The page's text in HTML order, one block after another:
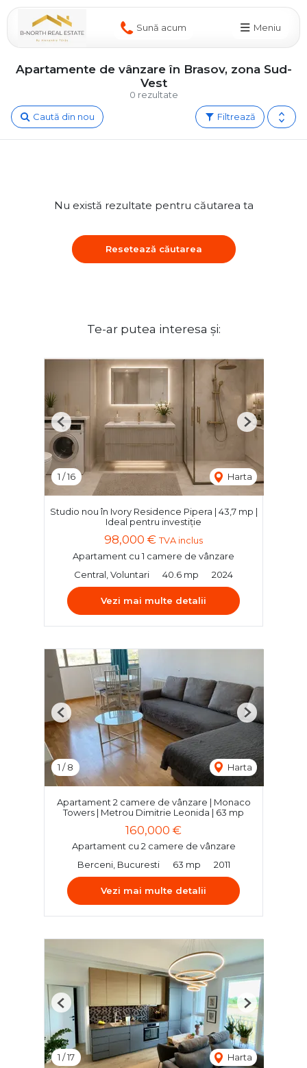
Sună acum Meniu
0 rezultate
Apartamente de vânzare în Brasov, zona Sud-
Vest
Filtrează
Caută din nou
Nu există rezultate pentru căutarea ta
Resetează căutarea
Te-ar putea interesa și:
1 /16 Harta
Previous Next
Studio nou în Ivory Residence Pipera | 43,7 mp |
Ideal pentru investiție
98,000 € TVA inclus
Apartament cu 1 camere de vânzare
Central, Voluntari
40.6 mp 2024
Vezi mai multe detalii
1 /8 Harta
Previous Next
Apartament 2 camere de vânzare | Monaco
Towers | Metrou Dimitrie Leonida | 63 mp
160,000 €
Apartament cu 2 camere de vânzare
Berceni, Bucuresti
63 mp 2011
Vezi mai multe detalii
1 /17 Harta
Previous Next